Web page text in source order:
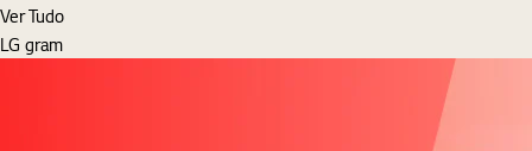
Ver Tudo
LG gram